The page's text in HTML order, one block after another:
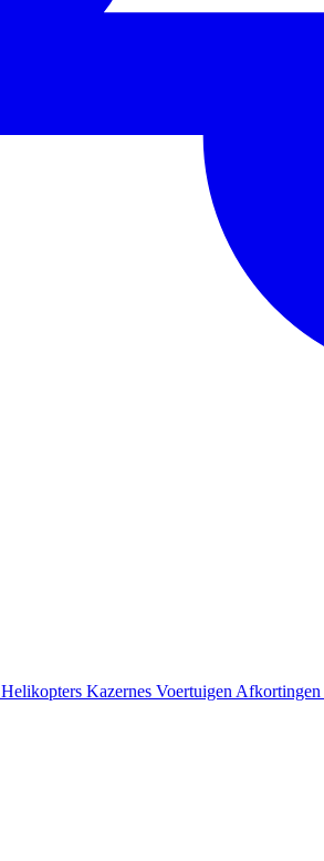
Helikopters Kazernes Voertuigen Afkortingen